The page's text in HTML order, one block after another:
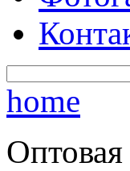
home
Оптовая